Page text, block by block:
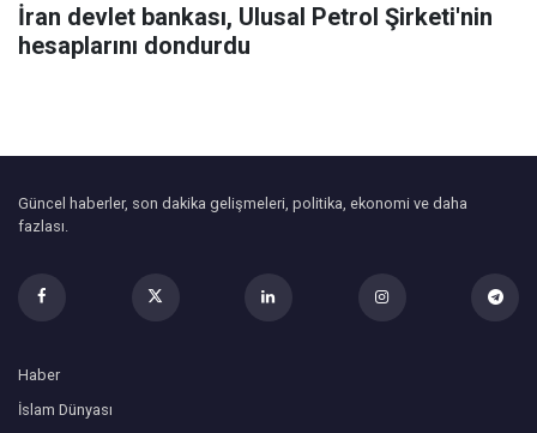
İran devlet bankası, Ulusal Petrol Şirketi'nin
hesaplarını dondurdu
Güncel haberler, son dakika gelişmeleri, politika, ekonomi ve daha
fazlası.
Haber
İslam Dünyası